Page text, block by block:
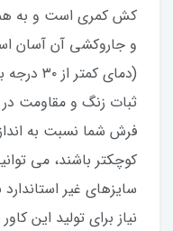
کش کمری است و به
و جاروکشی آن آسان
(دمای
ثبات زنگ و مقاومت
فرش شما نسبت به
سایزهای غیر